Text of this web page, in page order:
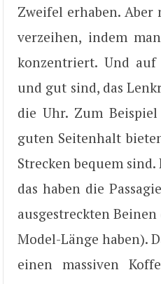
Zweifel erhaben. Aber
verzeihen, indem
konzentriert. Und
und gut sind, das
die Uhr. Zum
guten Seitenhalt
Strecken bequem
das haben die
ausgestreckten
Model-Länge haben).
einen massiven